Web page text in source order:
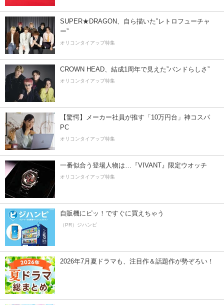
SUPER★DRAGON、自ら描いた”レトロフューチャ
ー”
オリコンタイアップ特集
CROWN HEAD、結成1周年で見えた”バンドらしさ”
オリコンタイアップ特集
【驚愕】メーカー社員が推す「10万円台」神コスパ
PC
オリコンタイアップ特集
一番似合う登場人物は…『VIVANT』限定ウオッチ
オリコンタイアップ特集
自販機にピッ！ですぐに買えちゃう
（PR）ジハンピ
2026年7月夏ドラマも、注目作＆話題作が勢ぞろい！